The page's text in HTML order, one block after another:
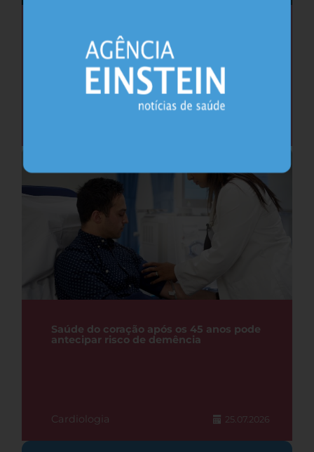
Cafeína pode ajudar na memória após
privação do sono, sugere estudo
Saúde do coração após os 45 anos pode
antecipar risco de demência
Cardiologia 25.07.2026